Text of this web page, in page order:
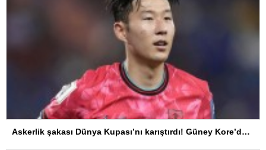
Askerlik şakası Dünya Kupası’nı karıştırdı! Güney Kore’den sert karar